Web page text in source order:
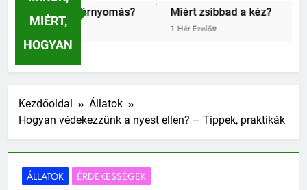
MIÉRT,
HOGYAN
Miért zsibbad a kéz? Kipróbáltuk a
2 Hét Ezelőtt
Kezdőoldal
Állatok
Hogyan védekezzünk a nyest ellen? – Tippek, praktikák
ÁLLATOK ÉRDEKESSÉGEK